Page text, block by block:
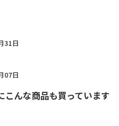
31日
07日
こんな商品も買っています